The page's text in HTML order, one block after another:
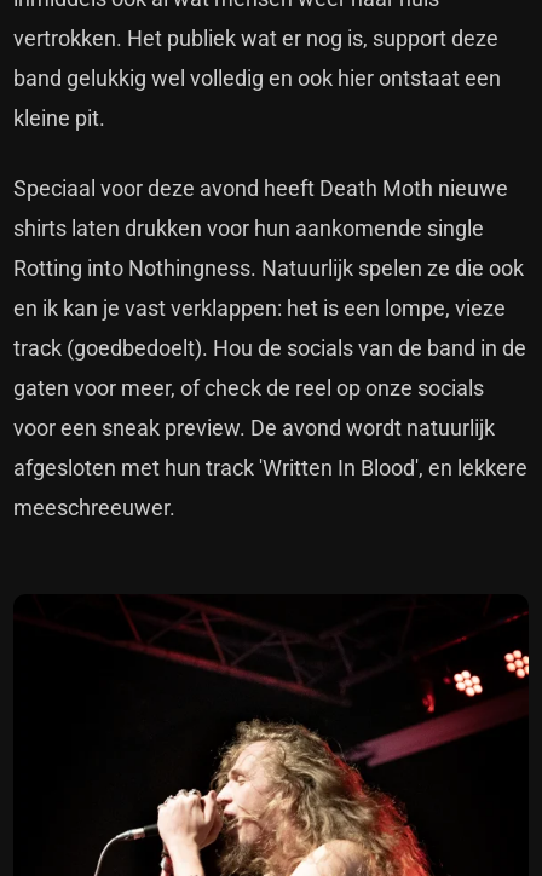
vertrokken. Het publiek wat er nog is, support deze
band gelukkig wel volledig en ook hier ontstaat een
kleine pit.
Speciaal voor deze avond heeft Death Moth nieuwe
shirts laten drukken voor hun aankomende single
Rotting into Nothingness. Natuurlijk spelen ze die ook
en ik kan je vast verklappen: het is een lompe, vieze
track (goedbedoelt). Hou de socials van de band in de
gaten voor meer, of check de reel op onze socials
voor een sneak preview. De avond wordt natuurlijk
afgesloten met hun track 'Written In Blood', en lekkere
meeschreeuwer.